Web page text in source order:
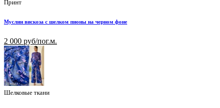
Принт
Муслин вискоза с шелком пионы на черном фоне
2 000 руб/пог.м.
Шелковые ткани